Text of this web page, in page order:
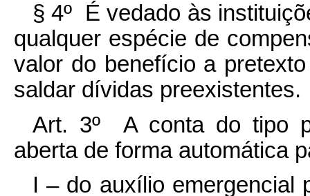
§ 4º É vedado às
qualquer espécie de
valor do benefício a
saldar dívidas preexistentes.
Art. 3º A conta do tipo
aberta de forma automática
I – do auxílio emergencial